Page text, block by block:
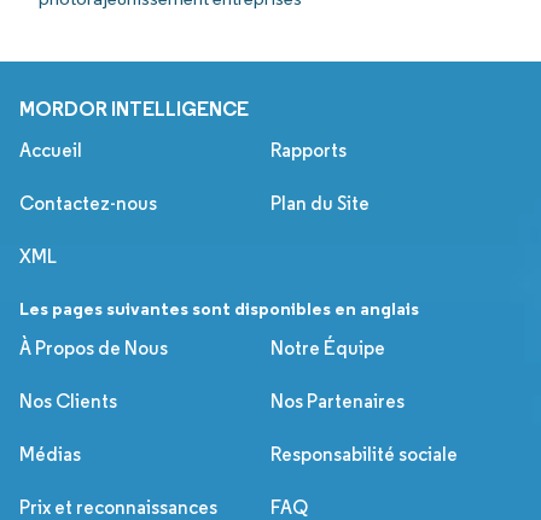
MORDOR INTELLIGENCE
Accueil Rapports
Contactez-nous Plan du Site
XML
Les pages suivantes sont disponibles en anglais
À Propos de Nous
Notre Équipe
Nos Clients Nos Partenaires
Médias Responsabilité sociale
Prix et reconnaissances FAQ